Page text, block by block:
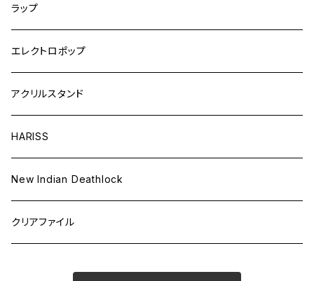
ラップ
エレクトロポップ
アクリルスタンド
HARISS
New Indian Deathlock
クリアファイル